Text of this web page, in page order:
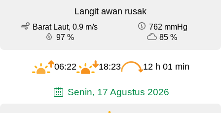
Langit awan rusak
Barat Laut, 0.9 m/s
762 mmHg
97 %
85 %
06:22 18:23 12 h 01 min
Senin, 17 Agustus 2026